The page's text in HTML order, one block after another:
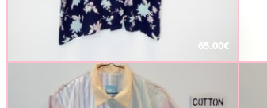
65.00€